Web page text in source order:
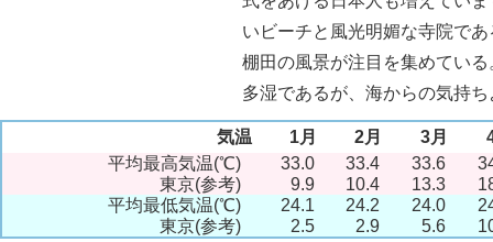
いビーチと風光明媚な寺院で
棚田の風景が注目を集めてい
多湿であるが、海からの気持
気温 1月 2月 3月
平均最高気温(℃)
33.0 33.4 33.6
東京(参考)
9.9 10.4 13.3
平均最低気温(℃)
24.1 24.2 24.0
東京(参考)
2.5 2.9 5.6